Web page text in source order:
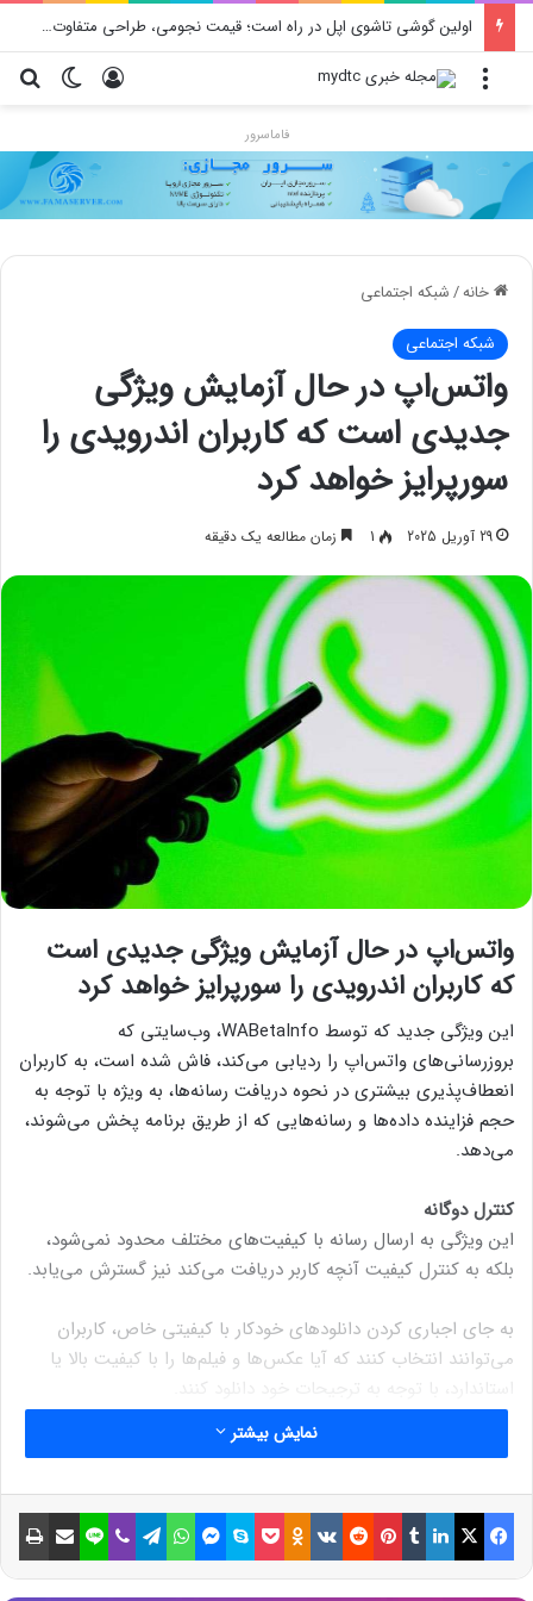
اولین گوشی تاشوی اپل در راه است؛ قیمت نجومی، طراحی متفاوت و زمان رونمایی احتمالی
تغییر ورود منو
فاماسرور
خانه/شبکه اجتماعی
شبکه اجتماعی
واتس‌اپ در حال آزمایش ویژگی
جدیدی است که کاربران اندرویدی را
سورپرایز خواهد کرد
29 آوریل 2025 1 زمان مطالعه یک دقیقه
واتس‌اپ در حال آزمایش ویژگی جدیدی است
که کاربران اندرویدی را سورپرایز خواهد کرد
این ویژگی جدید که توسط WABetaInfo، وب‌سایتی که
بروزرسانی‌های واتس‌اپ را ردیابی می‌کند، فاش شده است، به کاربران
انعطاف‌پذیری بیشتری در نحوه دریافت رسانه‌ها، به ویژه با توجه به
حجم فزاینده داده‌ها و رسانه‌هایی که از طریق برنامه پخش می‌شوند،
می‌دهد.
کنترل دوگانه
این ویژگی به ارسال رسانه با کیفیت‌های مختلف محدود نمی‌شود،
بلکه به کنترل کیفیت آنچه کاربر دریافت می‌کند نیز گسترش می‌یابد.
به جای اجباری کردن دانلودهای خودکار با کیفیتی خاص، کاربران
می‌توانند انتخاب کنند که آیا عکس‌ها و فیلم‌ها را با کیفیت بالا یا
استاندارد، با توجه به ترجیحات خود دانلود کنند.
وقتی عکس می‌فرستم چه اتفاقی می‌افتد؟
خودکار نسخه دوم و با کیفیت استاندارد را ایجاد کرده و آن را به پیام
پیوست می‌کند.
نمایش بیشتر
فیسبوک ایکس لینکداین تامبلر پینتریست Reddit
VKontakte
Odnoklassniki پاکت اسکایپ مسنجر واتس آپ تلگرام وایبر لاین اشتراک گذاری با ایمیل